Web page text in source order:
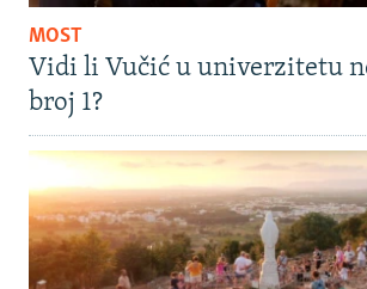
MOST
Vidi li Vučić u univerzitetu
broj 1?